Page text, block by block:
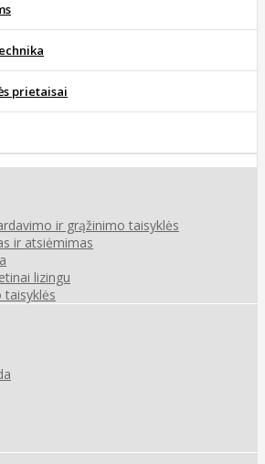
prietaisai
ir grąžinimo taisyklės
ir atsiėmimas
lizingu
taisyklės